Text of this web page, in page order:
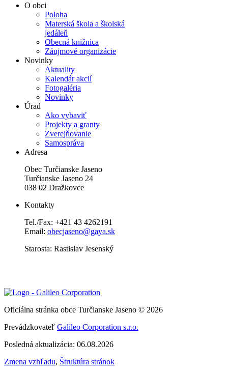
O obci
Poloha
Materská škola a školská
jedáleň
Obecná knižnica
Záujmové organizácie
Novinky
Aktuality
Kalendár akcií
Fotogaléria
Novinky
Úrad
Ako vybaviť
Projekty a granty
Zverejňovanie
Samospráva
Adresa
Obec Turčianske Jaseno
Turčianske Jaseno 24
038 02 Dražkovce
Kontakty
Tel./Fax: +421 43 4262191
Email: obecjaseno@gaya.sk
Starosta: Rastislav Jesenský
Oficiálna stránka obce Turčianske Jaseno © 2026
Prevádzkovateľ Galileo Corporation s.r.o.
Posledná aktualizácia: 06.08.2026
Zmena vzhľadu, Štruktúra stránok